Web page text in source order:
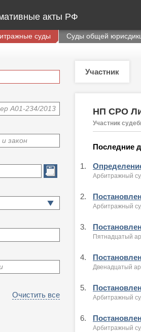
акты РФ
суды Суды общей
А01-234/2013
закон
Очистить все
Участник
НП СРО
Участник
Последние
1.
Арбитражный
2.
Арбитражный
3.
Пятнадцатый
4.
Двенадцатый
5.
Арбитражный
6.
Арбитражный